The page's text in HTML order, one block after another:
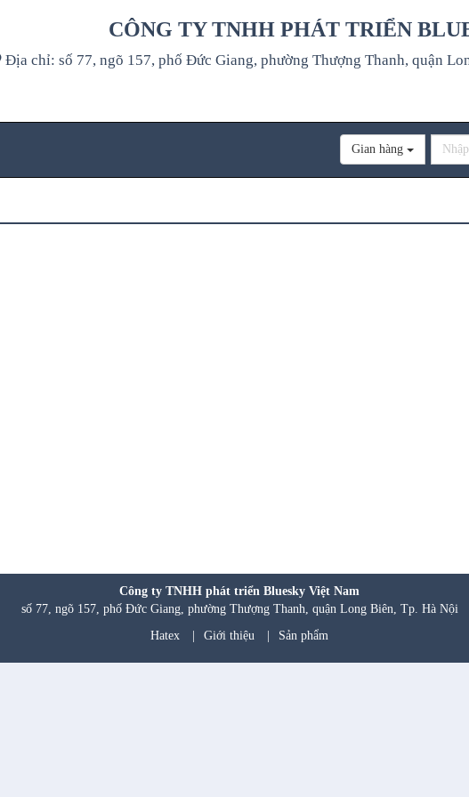
CÔNG TY TNHH PHÁT TRIỂN
Địa chỉ: số 77, ngõ 157, phố Đức Giang, phường Thượng Thanh, quận
Gian hàng
Công ty TNHH phát triển Bluesky Việt Nam
số 77, ngõ 157, phố Đức Giang, phường Thượng Thanh, quận Long Biên, Tp. Hà Nội
Hatex
Giới thiệu Sản phẩm